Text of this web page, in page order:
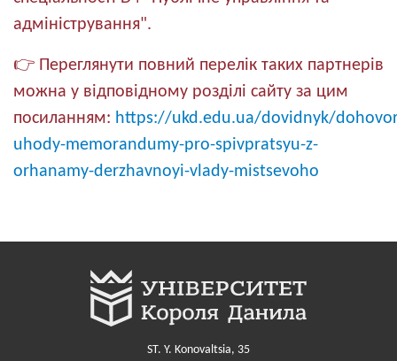
адміністрування".
👉 Переглянути повний перелік таких партнерів
можна у відповідному розділі сайту за цим
посиланням: https://ukd.edu.ua/dovidnyk/
uhody-memorandumy-pro-spivpratsyu-z-
orhanamy-derzhavnoyi-vlady-mistsevoho
ST. Y. Konovaltsia, 35